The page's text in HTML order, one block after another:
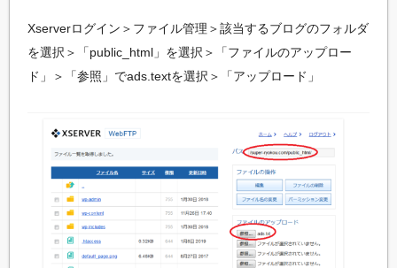
Xserverログイン＞ファイル管理＞該当するブログのフォルダ
を選択＞「public_html」を選択＞「ファイルのアップロー
ド」＞「参照」でads.textを選択＞「アップロード」